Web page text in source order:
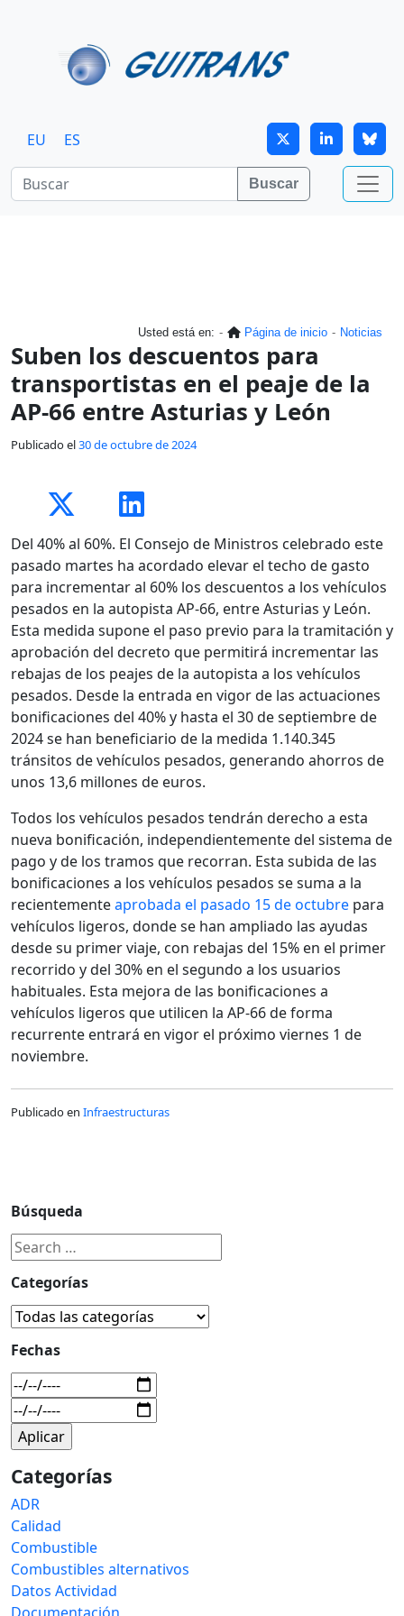
EU ES
Buscar
Usted está en: Página de inicio Noticias
Suben los descuentos para
transportistas en el peaje de la
AP-66 entre Asturias y León
Publicado el30 de octubre de 2024
Del 40% al 60%. El Consejo de Ministros celebrado este
pasado martes ha acordado elevar el techo de gasto
para incrementar al 60% los descuentos a los vehículos
pesados en la autopista AP-66, entre Asturias y León.
Esta medida supone el paso previo para la tramitación y
aprobación del decreto que permitirá incrementar las
rebajas de los peajes de la autopista a los vehículos
pesados. Desde la entrada en vigor de las actuaciones
bonificaciones del 40% y hasta el 30 de septiembre de
2024 se han beneficiario de la medida 1.140.345
tránsitos de vehículos pesados, generando ahorros de
unos 13,6 millones de euros.
Todos los vehículos pesados tendrán derecho a esta
nueva bonificación, independientemente del sistema de
pago y de los tramos que recorran. Esta subida de las
bonificaciones a los vehículos pesados se suma a la
recientementeaprobada el pasado 15 de octubre para
vehículos ligeros, donde se han ampliado las ayudas
desde su primer viaje, con rebajas del 15% en el primer
recorrido y del 30% en el segundo a los usuarios
habituales. Esta mejora de las bonificaciones a
vehículos ligeros que utilicen la AP-66 de forma
recurrente entrará en vigor el próximo viernes 1 de
noviembre.
Publicado en Infraestructuras
Búsqueda
Categorías
Fechas
Categorías
ADR
Calidad
Combustible
Combustibles alternativos
Datos Actividad